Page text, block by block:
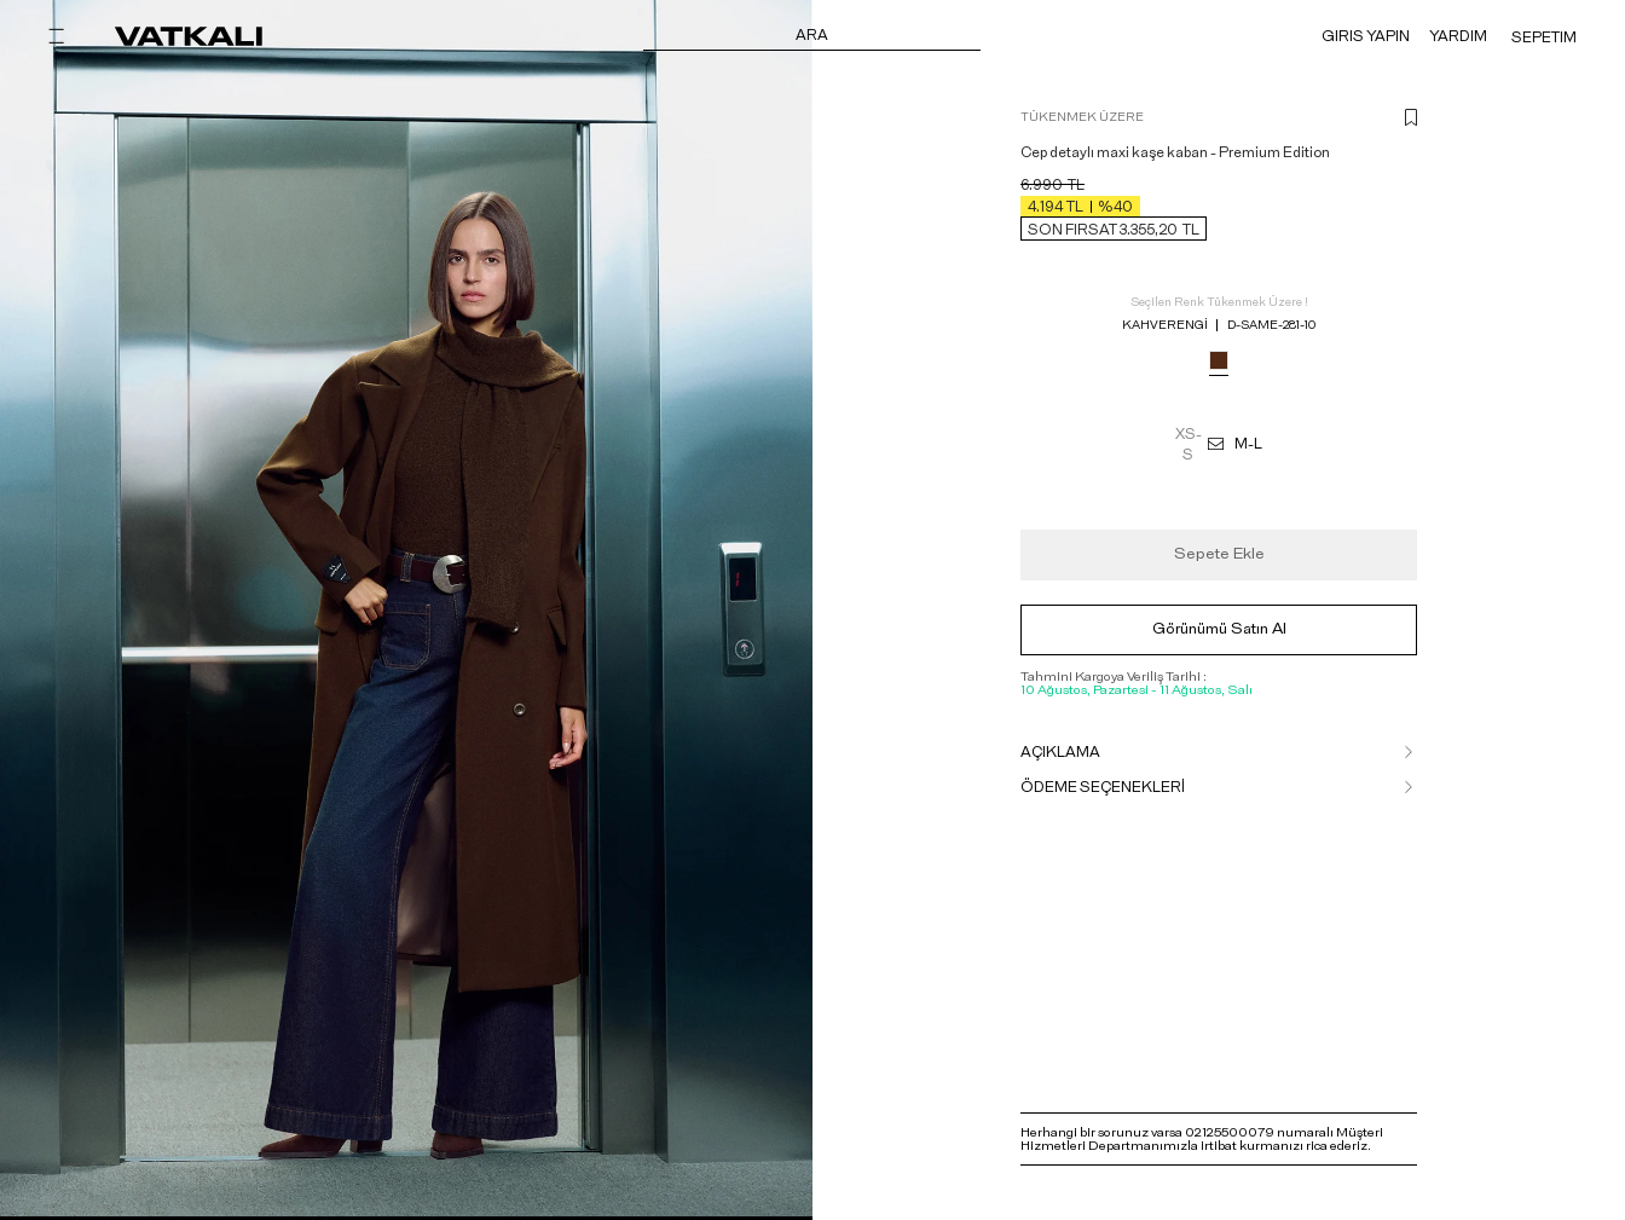
ARA GIRIS YAPIN YARDIM SEPETIM
TÜKENMEK ÜZERE
Cep detaylı maxi kaşe kaban - Premium Edition
6.990TL
4.194 TL
%40
SON FIRSAT 3.355,20 TL
Seçilen Renk Tükenmek Üzere !
KAHVERENGI
D-SAME-281-10
XS-
S
M-L
Sepete Ekle
Görünümü Satın Al
Tahmini Kargoya Veriliş Tarihi :
10 Ağustos, Pazartesi - 11 Ağustos, Salı
AÇIKLAMA
ÖDEME SEÇENEKLERİ
Herhangi bir sorunuz varsa 02125500079 numaralı Müşteri
Hizmetleri Departmanımızla irtibat kurmanızı rica ederiz.